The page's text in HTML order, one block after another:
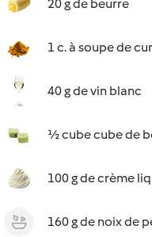
20 g de beurre
1 c. à soupe de
40 g de vin blanc
½ cube cube de
100 g de crème
160 g de noix de